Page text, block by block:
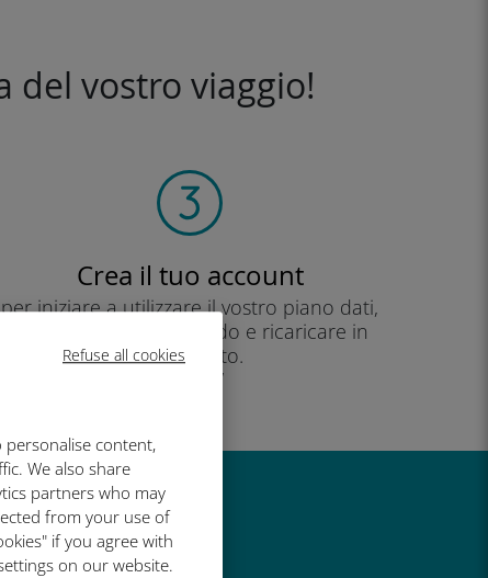
Refuse all cookies
personalise content,
We also share
partners who may
from your use of
if you agree with
on our website.
del vostro viaggio!
Crea il tuo account
per iniziare a utilizzare il vostro piano dati,
controllare il vostro saldo e ricaricare in
movimento.
Godere!
grande